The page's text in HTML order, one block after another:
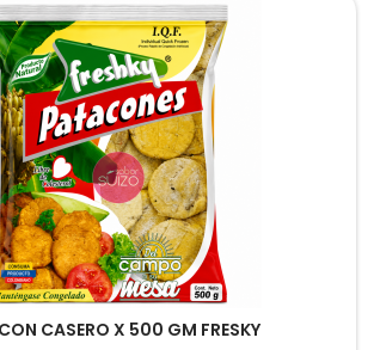
CASERO X 500 GM FRESKY